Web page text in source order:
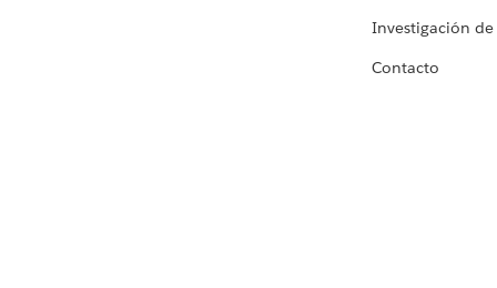
Investigación de
Contacto